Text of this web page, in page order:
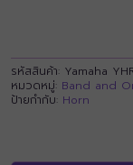
รหัสสินค้า: Yamaha
หมวดหมู่: Band and
ป้ายกำกับ: Horn